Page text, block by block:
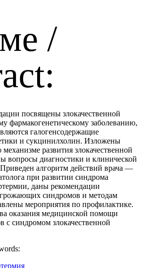
/
посвящены злокачественной
фармакогенетическому заболеванию,
галогенсодержащие
и сукцинилхолин. Изложены
развития злокачественной
вопросы диагностики и клинической
алгоритм действий врача —
при развитии синдрома
даны рекомендации
синдромов и методам
мероприятия по профилактике.
оказания медицинской помощи
с синдромом злокачественной